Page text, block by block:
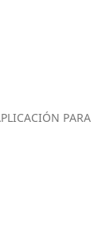
PARA